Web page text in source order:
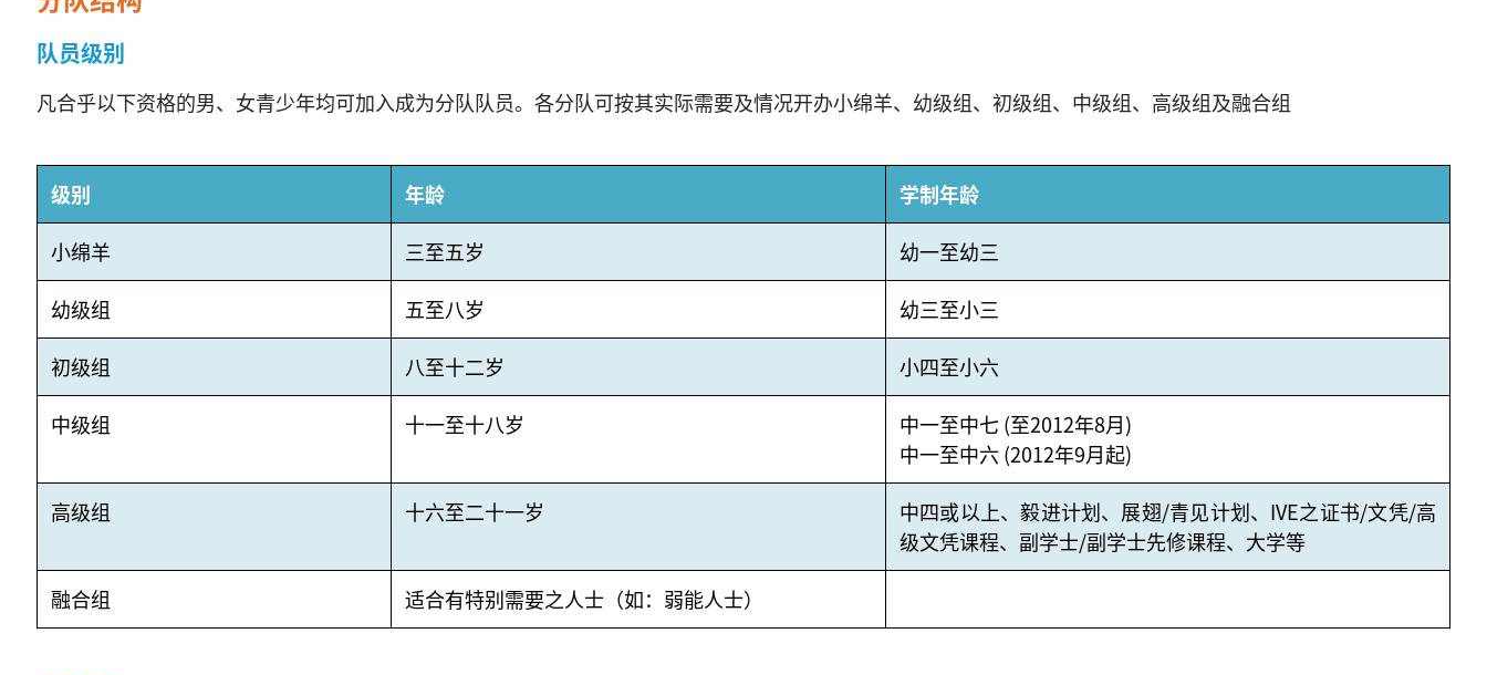
队员级别
凡合乎以下资格的男、女青少年均可加入成为分队队员。各分队可按其实际需要及情况开办小绵羊、幼级组、初级组、中级组、高级组及融合组
级别 年龄
学制年龄
小绵羊
三至五岁
幼一至幼三
幼级组
五至八岁
幼三至小三
初级组
八至十二岁
小四至小六
中级组
十一至十八岁
中一至中七 (至2012年8月)
中一至中六 (2012年9月起)
高级组
十六至二十一岁
中四或以上、毅进计划、展翅/青见计划、IVE之证书/文凭/高
级文凭课程、副学士/副学士先修课程、大学等
融合组
适合有特别需要之人士（如：弱能人士）